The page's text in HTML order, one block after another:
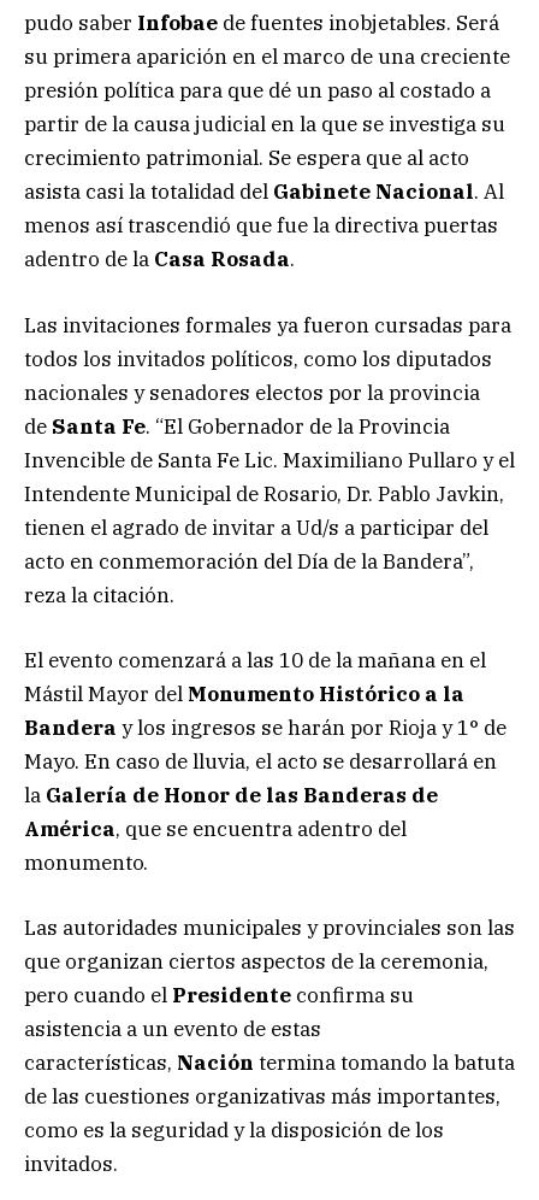
pudo saber Infobae de fuentes inobjetables. Será
su primera aparición en el marco de una creciente
presión política para que dé un paso al costado a
partir de la causa judicial en la que se investiga su
crecimiento patrimonial. Se espera que al acto
asista casi la totalidad del Gabinete Nacional. Al
menos así trascendió que fue la directiva puertas
adentro de la Casa Rosada.
Las invitaciones formales ya fueron cursadas para
todos los invitados políticos, como los diputados
nacionales y senadores electos por la provincia
de Santa Fe. “El Gobernador de la Provincia
Invencible de Santa Fe Lic. Maximiliano Pullaro y el
Intendente Municipal de Rosario, Dr. Pablo Javkin,
tienen el agrado de invitar a Ud/s a participar del
acto en conmemoración del Día de la Bandera”,
reza la citación.
El evento comenzará a las 10 de la mañana en el
Mástil Mayor del Monumento Histórico a la
Bandera y los ingresos se harán por Rioja y 1° de
Mayo. En caso de lluvia, el acto se desarrollará en
la Galería de Honor de las Banderas de
América, que se encuentra adentro del
monumento.
Las autoridades municipales y provinciales son las
que organizan ciertos aspectos de la ceremonia,
pero cuando el Presidente confirma su
asistencia a un evento de estas
características, Nación termina tomando la batuta
de las cuestiones organizativas más importantes,
como es la seguridad y la disposición de los
invitados.